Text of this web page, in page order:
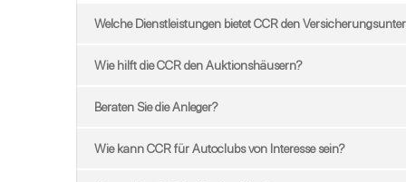
Welche Dienstleistungen bietet CCR den
Wie hilft die CCR den Auktionshäusern?
Beraten Sie die Anleger?
Wie kann CCR für Autoclubs von Interesse sein?